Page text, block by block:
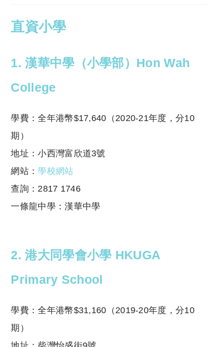
直資小學
1. 漢華中學（小學部）Hon Wah
College
學費：全年港幣$17,640（2020-21年度，分10
期）
地址：小西灣富欣道3號
網站：學校網站
查詢：2817 1746
一條龍中學：漢華中學
2. 港大同學會小學 HKUGA
Primary School
學費：全年港幣$31,160（2019-20年度，分10
期）